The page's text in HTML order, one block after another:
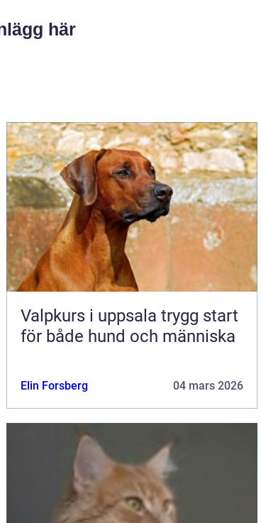
här
Valpkurs i uppsala trygg start
för både hund och människa
Elin Forsberg 04 mars 2026